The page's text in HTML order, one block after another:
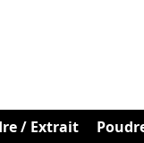
/ Extrait